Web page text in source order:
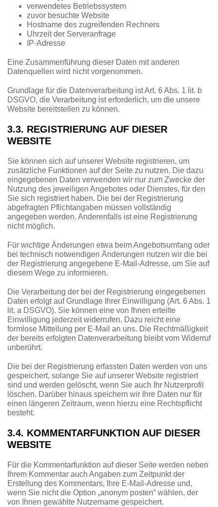
verwendetes Betriebssystem
zuvor besuchte Website
Hostname des zugreifenden Rechners
Uhrzeit der Serveranfrage
IP-Adresse
Eine Zusammenführung dieser Daten mit anderen
Datenquellen wird nicht vorgenommen.
Grundlage für die Datenverarbeitung ist Art. 6 Abs. 1 lit. b
DSGVO, die Verarbeitung ist erforderlich, um die unsere
Website bereitstellen zu können.
3.3. REGISTRIERUNG AUF DIESER
WEBSITE
Sie können sich auf unserer Website registrieren, um
zusätzliche Funktionen auf der Seite zu nutzen. Die dazu
eingegebenen Daten verwenden wir nur zum Zwecke der
Nutzung des jeweiligen Angebotes oder Dienstes, für den
Sie sich registriert haben. Die bei der Registrierung
abgefragten Pflichtangaben müssen vollständig
angegeben werden. Anderenfalls ist eine Registrierung
nicht möglich.
Für wichtige Änderungen etwa beim Angebotsumfang oder
bei technisch notwendigen Änderungen nutzen wir die bei
der Registrierung angegebene E-Mail-Adresse, um Sie auf
diesem Wege zu informieren.
Die Verarbeitung der bei der Registrierung eingegebenen
Daten erfolgt auf Grundlage Ihrer Einwilligung (Art. 6 Abs. 1
lit. a DSGVO). Sie können eine von Ihnen erteilte
Einwilligung jederzeit widerrufen. Dazu reicht eine
formlose Mitteilung per E-Mail an uns. Die Rechtmäßigkeit
der bereits erfolgten Datenverarbeitung bleibt vom Widerruf
unberührt.
Die bei der Registrierung erfassten Daten werden von uns
gespeichert, solange Sie auf unserer Website registriert
sind und werden gelöscht, wenn Sie auch Ihr Nutzerprofil
löschen. Darüber hinaus speichern wir Ihre Daten nur für
einen längeren Zeitraum, wenn hierzu eine Rechtspflicht
besteht.
3.4. KOMMENTARFUNKTION AUF DIESER
WEBSITE
Für die Kommentarfunktion auf dieser Seite werden neben
Ihrem Kommentar auch Angaben zum Zeitpunkt der
Erstellung des Kommentars, Ihre E-Mail-Adresse und,
wenn Sie nicht die Option „anonym posten“ wählen, der
von Ihnen gewählte Nutzername gespeichert.